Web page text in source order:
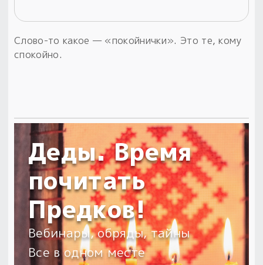
Слово-то какое — «покойнички». Это те, кому
спокойно.
Деды. Время
почитать
Предков!
Вебинары, обряды, тайны
Все в одном месте